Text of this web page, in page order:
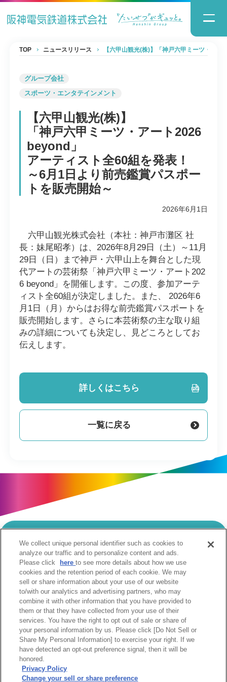
TOP ニュースリリース 【六甲山観光(株)】「神戸六甲ミーツ・ア
グループ会社
スポーツ・エンタテインメント
【六甲山観光(株)】
「神戸六甲ミーツ・アート2026
beyond」
アーティスト全60組を発表！
～6月1日より前売鑑賞パスポー
トを販売開始～
2026年6月1日
六甲山観光株式会社（本社：神戸市灘区 社
長：妹尾昭孝）は、2026年8月29日（土）～11月
29日（日）まで神戸・六甲山上を舞台とした現
代アートの芸術祭「神戸六甲ミーツ・アート202
6 beyond」を開催します。この度、参加アーテ
ィスト全60組が決定しました。また、 2026年6
月1日（月）からはお得な前売鑑賞パスポートを
販売開始します。さらに本芸術祭の主な取り組
みの詳細についても決定し、見どころとしてお
伝えします。
詳しくはこちら
一覧に戻る
当サイトのご利用にあたって
個人情報の取扱いについて
Cookie設定について
ソーシャルメディア利用規約
ウェブアクセシビリティへの取組み
関係会社
サイトマップ
お問合せ
阪急阪神ホールディングス株式会社
We collect unique personal identifier such as cookies to
analyze our traffic and to personalize content and ads.
Please click
hereto see more details about how we use
cookies and the retention period of each cookie. We may
sell or share information about your use of our website
to/with our analytics and advertising partners, who may
combine it with other information that you have provided to
them or that they have collected from your use of their
services. You have the right to opt out of sale or share of
your personal information by us. Please click [Do Not Sell or
Share My Personal Information] to exercise your right. If we
have detected an opt-out preference signal, then it will be
honored.
Privacy Policy
Change your sell or share preference